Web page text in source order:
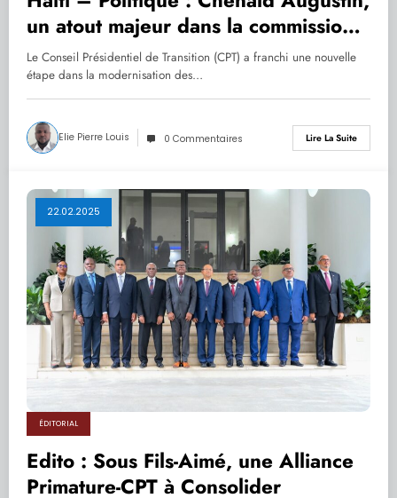
un atout majeur dans la commission
de restructuration de la RTNH
Le Conseil Présidentiel de Transition (CPT) a franchi une nouvelle
étape dans la modernisation des…
Elie Pierre Louis 0 Commentaires Lire La Suite
22.02.2025
ÉDITORIAL
Edito : Sous Fils-Aimé, une Alliance
Primature-CPT à Consolider